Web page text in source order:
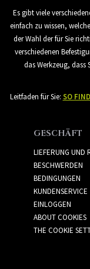
Es gibt viele
einfach zu wissen,
der Wahl der für Sie
verschiedenen
das Werkzeug, dass
Leitfaden für Sie: SO
GESCHÄFT
LIEFERUNG UND
BESCHWERDEN
BEDINGUNGEN
KUNDENSERVICE
EINLOGGEN
ABOUT COOKIES
THE COOKIE